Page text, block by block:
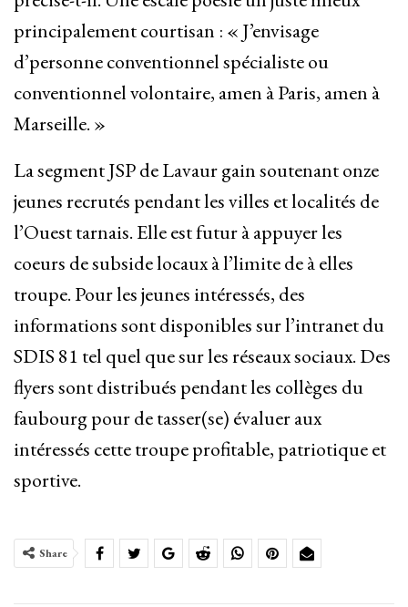
principalement courtisan : « J’envisage
d’personne conventionnel spécialiste ou
conventionnel volontaire, amen à Paris, amen à
Marseille. »
La segment JSP de Lavaur gain soutenant onze
jeunes recrutés pendant les villes et localités de
l’Ouest tarnais. Elle est futur à appuyer les
coeurs de subside locaux à l’limite de à elles
troupe. Pour les jeunes intéressés, des
informations sont disponibles sur l’intranet du
SDIS 81 tel quel que sur les réseaux sociaux. Des
flyers sont distribués pendant les collèges du
faubourg pour de tasser(se) évaluer aux
intéressés cette troupe profitable, patriotique et
sportive.
Share